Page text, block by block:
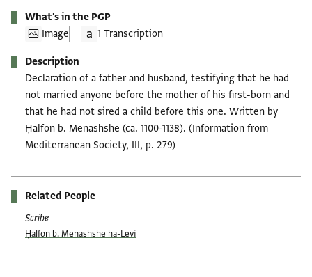
What's in the PGP
Image
1 Transcription
Description
Declaration of a father and husband, testifying that he had
not married anyone before the mother of his first-born and
that he had not sired a child before this one. Written by
Ḥalfon b. Menashshe (ca. 1100-1138). (Information from
Mediterranean Society, III, p. 279)
Related People
Scribe
Ḥalfon b. Menashshe ha-Levi